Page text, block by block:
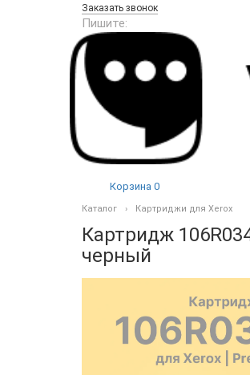
Заказать звонок
Пишите:
Корзина 0
Каталог Картриджи для Xerox
Картридж
черный